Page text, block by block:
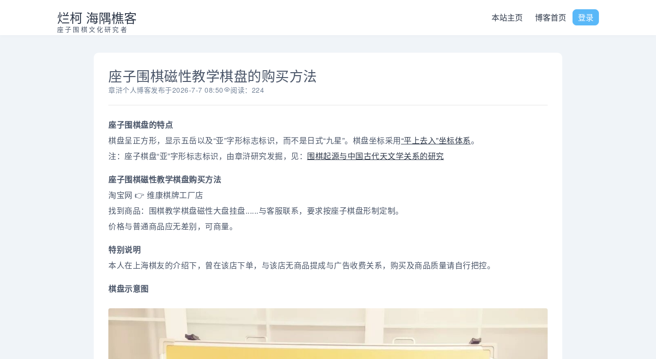
烂柯 海隅樵客
座子围棋文化研究者
本站主页 博客首页 登录
座子围棋磁性教学棋盘的购买方法
章浒个人博客发布于2026-7-7 08:50 阅读：224
座子围棋盘的特点
棋盘呈正方形，显示五岳以及“亚”字形标志标识，而不是日式“九星”。棋盘坐标采用“平上去入”坐标体系。
注：座子棋盘“亚”字形标志标识，由章浒研究发掘，见： 围棋起源与中国古代天文学关系的研究
座子围棋磁性教学棋盘购买方法
淘宝网 👉 维康棋牌工厂店
找到商品：围棋教学棋盘磁性大盘挂盘......与客服联系，要求按座子棋盘形制定制。
价格与普通商品应无差别，可商量。
特别说明
本人在上海棋友的介绍下，曾在该店下单，与该店无商品提成与广告收费关系，购买及商品质量请自行把控。
棋盘示意图